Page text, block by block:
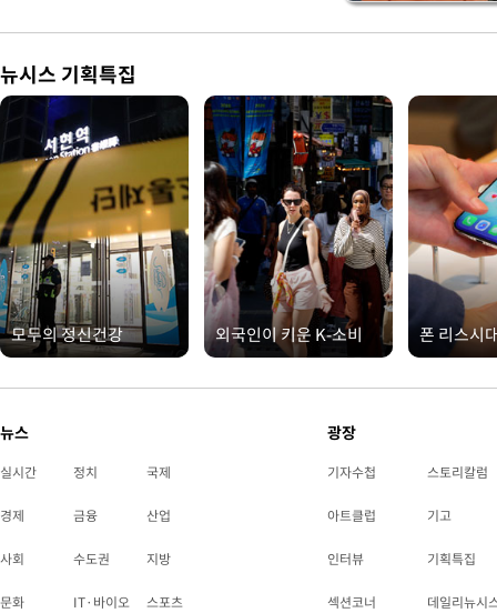
뉴시스 기획특집
모두의 정신건강 외국인이 키운 K-소비 폰 리스시
뉴스
실시간 정치 국제
경제 금융 산업
사회 수도권 지방
문화 IT·바이오 스포츠
광장
기자수첩 스토리칼럼
아트클럽 기고
인터뷰 기획특집
섹션코너 데일리뉴시